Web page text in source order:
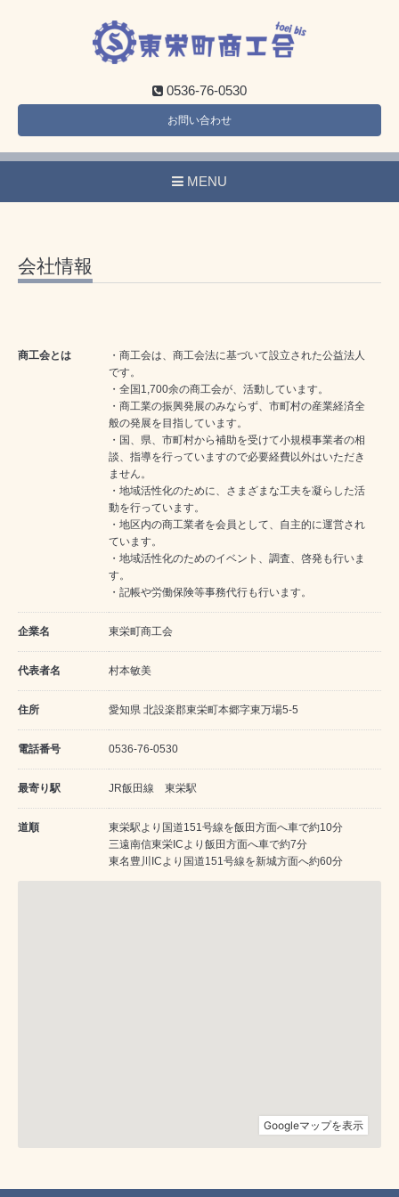
0536-76-0530
お問い合わせ
MENU
会社情報
商工会とは
・商工会は、商工会法に基づいて設立された公益法人
です。
・全国1,700余の商工会が、活動しています。
・商工業の振興発展のみならず、市町村の産業経済全
般の発展を目指しています。
・国、県、市町村から補助を受けて小規模事業者の相
談、指導を行っていますので必要経費以外はいただき
ません。
・地域活性化のために、さまざまな工夫を凝らした活
動を行っています。
・地区内の商工業者を会員として、自主的に運営され
ています。
・地域活性化のためのイベント、調査、啓発も行いま
す。
・記帳や労働保険等事務代行も行います。
企業名 東栄町商工会
代表者名 村本敏美
住所 愛知県 北設楽郡東栄町本郷字東万場5-5
電話番号 0536-76-0530
最寄り駅 JR飯田線 東栄駅
道順
東栄駅より国道151号線を飯田方面へ車で約10分
三遠南信東栄ICより飯田方面へ車で約7分
東名豊川ICより国道151号線を新城方面へ約60分